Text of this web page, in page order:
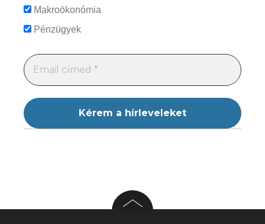
Makroökonómia
Pénzügyek